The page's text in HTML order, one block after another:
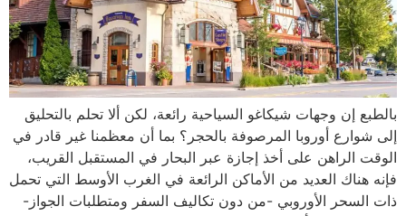
بالطبع إن وجهات شيكاغو السياحية رائعة، لكن ألا تحلم بالتحليق
إلى شوارع أوروبا المرصوفة بالحجر؟ بما أن معظمنا غير قادر في
الوقت الراهن على أخذ إجازة عبر البحار في المستقبل القريب،
فإنه هناك العديد من الأماكن الرائعة في الغرب الأوسط التي تحمل
ذات السحر الأوروبي -من دون تكاليف السفر ومتطلبات الجواز-